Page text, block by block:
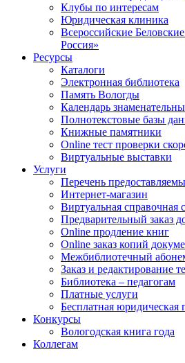
Клубы по интересам
Юридическая клиника
Всероссийские
Россия»
Ресурсы
Каталоги
Электронная библиотека
Память Вологды
Календарь
Полнотекстовые базы
Книжные памятники
Online тест проверки
Виртуальные выставки
Услуги
Перечень
Интернет-магазин
Виртуальная справочная
Предварительный заказ
Online продление книг
Online заказ копий
Межбиблиотечный
Заказ и редактирование
Библиотека – педагогам
Платные услуги
Бесплатная юридическая
Конкурсы
Вологодская книга года
Коллегам